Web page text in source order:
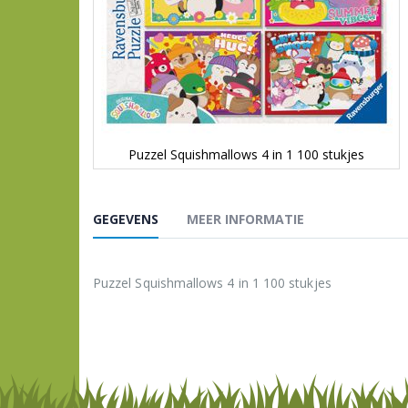
Puzzel Squishmallows 4 in 1 100 stukjes
begin
van
afbeeldingen-
gallerij
GEGEVENS
Puzzel Squishmallows 4 in 1 100 stukjes
MEER INFORMATIE